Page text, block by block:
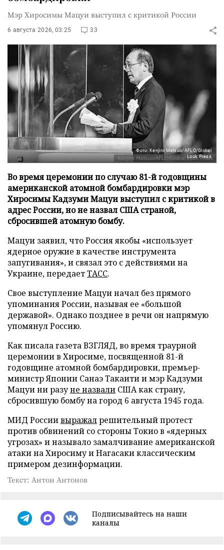
Мэр Хиросимы Мацуи выступил с критикой России
6 августа 2026, 03:25 33
Фото: Kenjiro Matsuo/AFLO/Global
Look Press
Во время церемонии по случаю 81-й годовщины
американской атомной бомбардировки мэр
Хиросимы Кадзуми Мацуи выступил с критикой в
адрес России, но не назвал США страной,
сбросившей атомную бомбу.
Мацуи заявил, что Россия якобы «использует
ядерное оружие в качестве инструмента
запугивания», и связал это с действиями на
Украине, передаетТАСС.
Свое выступление Мацуи начал без прямого
упоминания России, называя ее «большой
державой». Однако позднее в речи он напрямую
упомянул Россию.
Как писала газета ВЗГЛЯД, во время траурной
церемонии в Хиросиме, посвященной 81-й
годовщине атомной бомбардировки, премьер-
министр Японии Санаэ Такаити и мэр Кадзуми
Мацуи ни разуне назвали США как страну,
сбросившую бомбу на город 6 августа 1945 года.
МИД Россиивыражалрешительный протест
против обвинений со стороны Токио в «ядерных
угрозах» и называло замалчивание американской
атаки на Хиросиму и Нагасаки классическим
примером дезинформации.
Текст: Антон Антонов
Подписывайтесь на наши
каналы